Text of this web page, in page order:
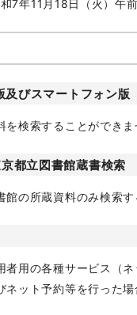
年11月18日（火）午前
及びスマートフォン版
検索することができま
都立図書館蔵書検索
の所蔵資料のみ検索す
用の各種サービス（
ット予約等を行った